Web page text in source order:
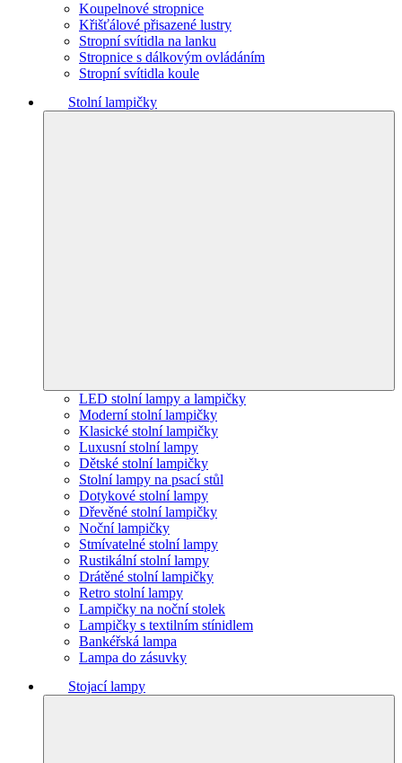
Koupelnové stropnice
Křišťálové přisazené lustry
Stropní svítidla na lanku
Stropnice s dálkovým ovládáním
Stropní svítidla koule
Stolní lampičky
LED stolní lampy a lampičky
Moderní stolní lampičky
Klasické stolní lampičky
Luxusní stolní lampy
Dětské stolní lampičky
Stolní lampy na psací stůl
Dotykové stolní lampy
Dřevěné stolní lampičky
Noční lampičky
Stmívatelné stolní lampy
Rustikální stolní lampy
Drátěné stolní lampičky
Retro stolní lampy
Lampičky na noční stolek
Lampičky s textilním stínidlem
Bankéřská lampa
Lampa do zásuvky
Stojací lampy